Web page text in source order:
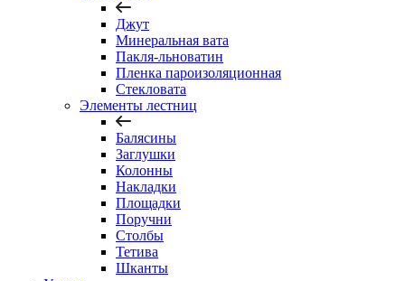
Джут
Минеральная вата
Пакля-льноватин
Пленка пароизоляционная
Стекловата
Элементы лестниц
Балясины
Заглушки
Колонны
Накладки
Площадки
Поручни
Столбы
Тетива
Шканты